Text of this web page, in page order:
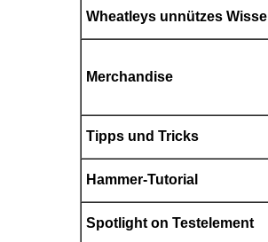
Wheatleys unnützes
Merchandise
Tipps und Tricks
Hammer-Tutorial
Spotlight on Testelement